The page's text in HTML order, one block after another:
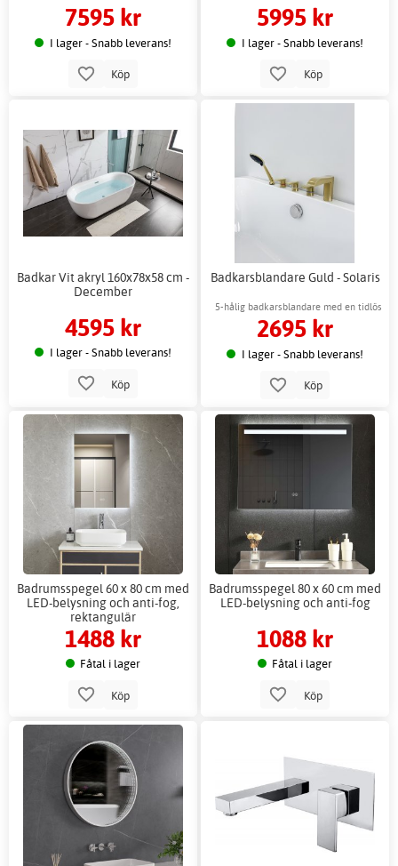
7595 kr
I lager - Snabb leverans!
Köp
5995 kr
I lager - Snabb leverans!
Köp
Badkar Vit akryl 160x78x58 cm -
December
4595 kr
I lager - Snabb leverans!
Köp
Badkarsblandare Guld - Solaris
5-hålig badkarsblandare med en tidlös
design
2695 kr
I lager - Snabb leverans!
Köp
Badrumsspegel 60 x 80 cm med
LED-belysning och anti-fog,
rektangulär
1488 kr
Fåtal i lager
Köp
Badrumsspegel 80 x 60 cm med
LED-belysning och anti-fog
1088 kr
Fåtal i lager
Köp